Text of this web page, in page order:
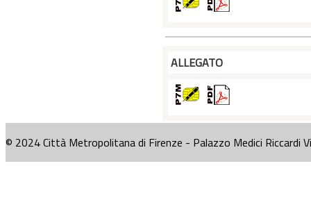
ALLEGATO
© 2024 Città Metropolitana di Firenze - Palazzo Medici Riccardi